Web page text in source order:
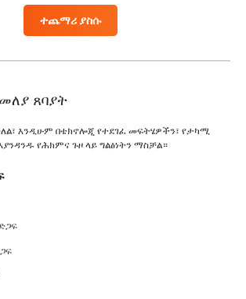
ተጨማሪ ያስሱ
ጸባያት
እንዲሁም በቴክኖሎጂ የተደገፈ መፍትሄዎችን፣ የታካሚ
የሕክምና ጉዞ ላይ ግልፅነትን ማስቻል።